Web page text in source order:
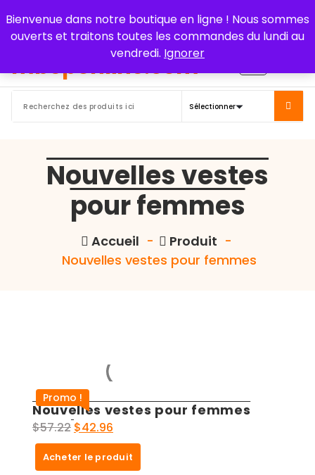
Bienvenue dans notre boutique en ligne ! Nous sommes
ouverts et traitons toutes les commandes du lundi au
vendredi. Ignorer
au
contenu
Nouvelles vestes
pour femmes
Accueil - Produit -
Nouvelles vestes pour femmes
Promo !
Nouvelles vestes pour femmes
$57.22 Le
prix
initial
$42.96
prix
actuel
Acheter le produit